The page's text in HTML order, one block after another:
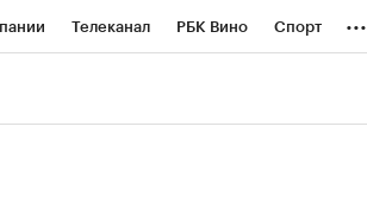
Телеканал РБК Вино Спорт ...